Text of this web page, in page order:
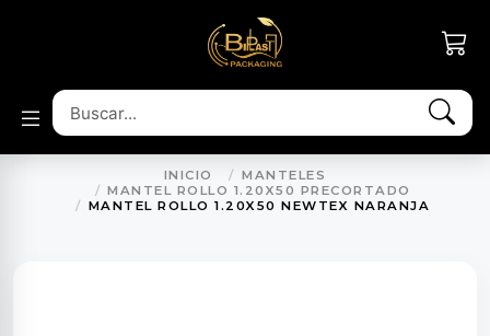
INICIO
MANTELES
MANTEL ROLLO 1.20X50 PRECORTADO
MANTEL ROLLO 1.20X50 NEWTEX NARANJA